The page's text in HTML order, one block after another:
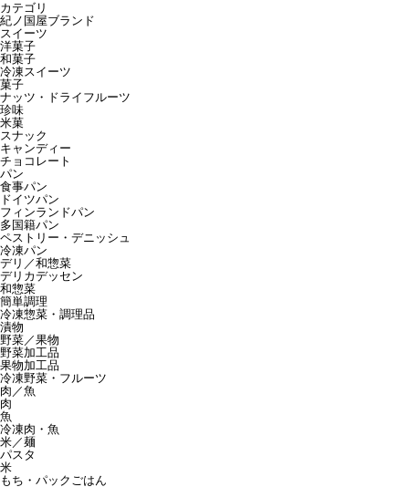
カテゴリ
紀ノ国屋ブランド
スイーツ
洋菓子
和菓子
冷凍スイーツ
菓子
ナッツ・ドライフルーツ
珍味
米菓
スナック
キャンディー
チョコレート
パン
食事パン
ドイツパン
フィンランドパン
多国籍パン
ペストリー・デニッシュ
冷凍パン
デリ／和惣菜
デリカデッセン
和惣菜
簡単調理
冷凍惣菜・調理品
漬物
野菜／果物
野菜加工品
果物加工品
冷凍野菜・フルーツ
肉／魚
肉
魚
冷凍肉・魚
米／麺
パスタ
米
もち・パックごはん